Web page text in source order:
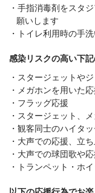
手指消毒剤をスタ
願いします
トイレ利用時の手
感染リスクの高い下
スタージェットや
メガホンを用いた
フラッグ応援
スタージェット、
観客同士のハイタ
大声での応援、立
大声での球団歌や
トランペット・ホ